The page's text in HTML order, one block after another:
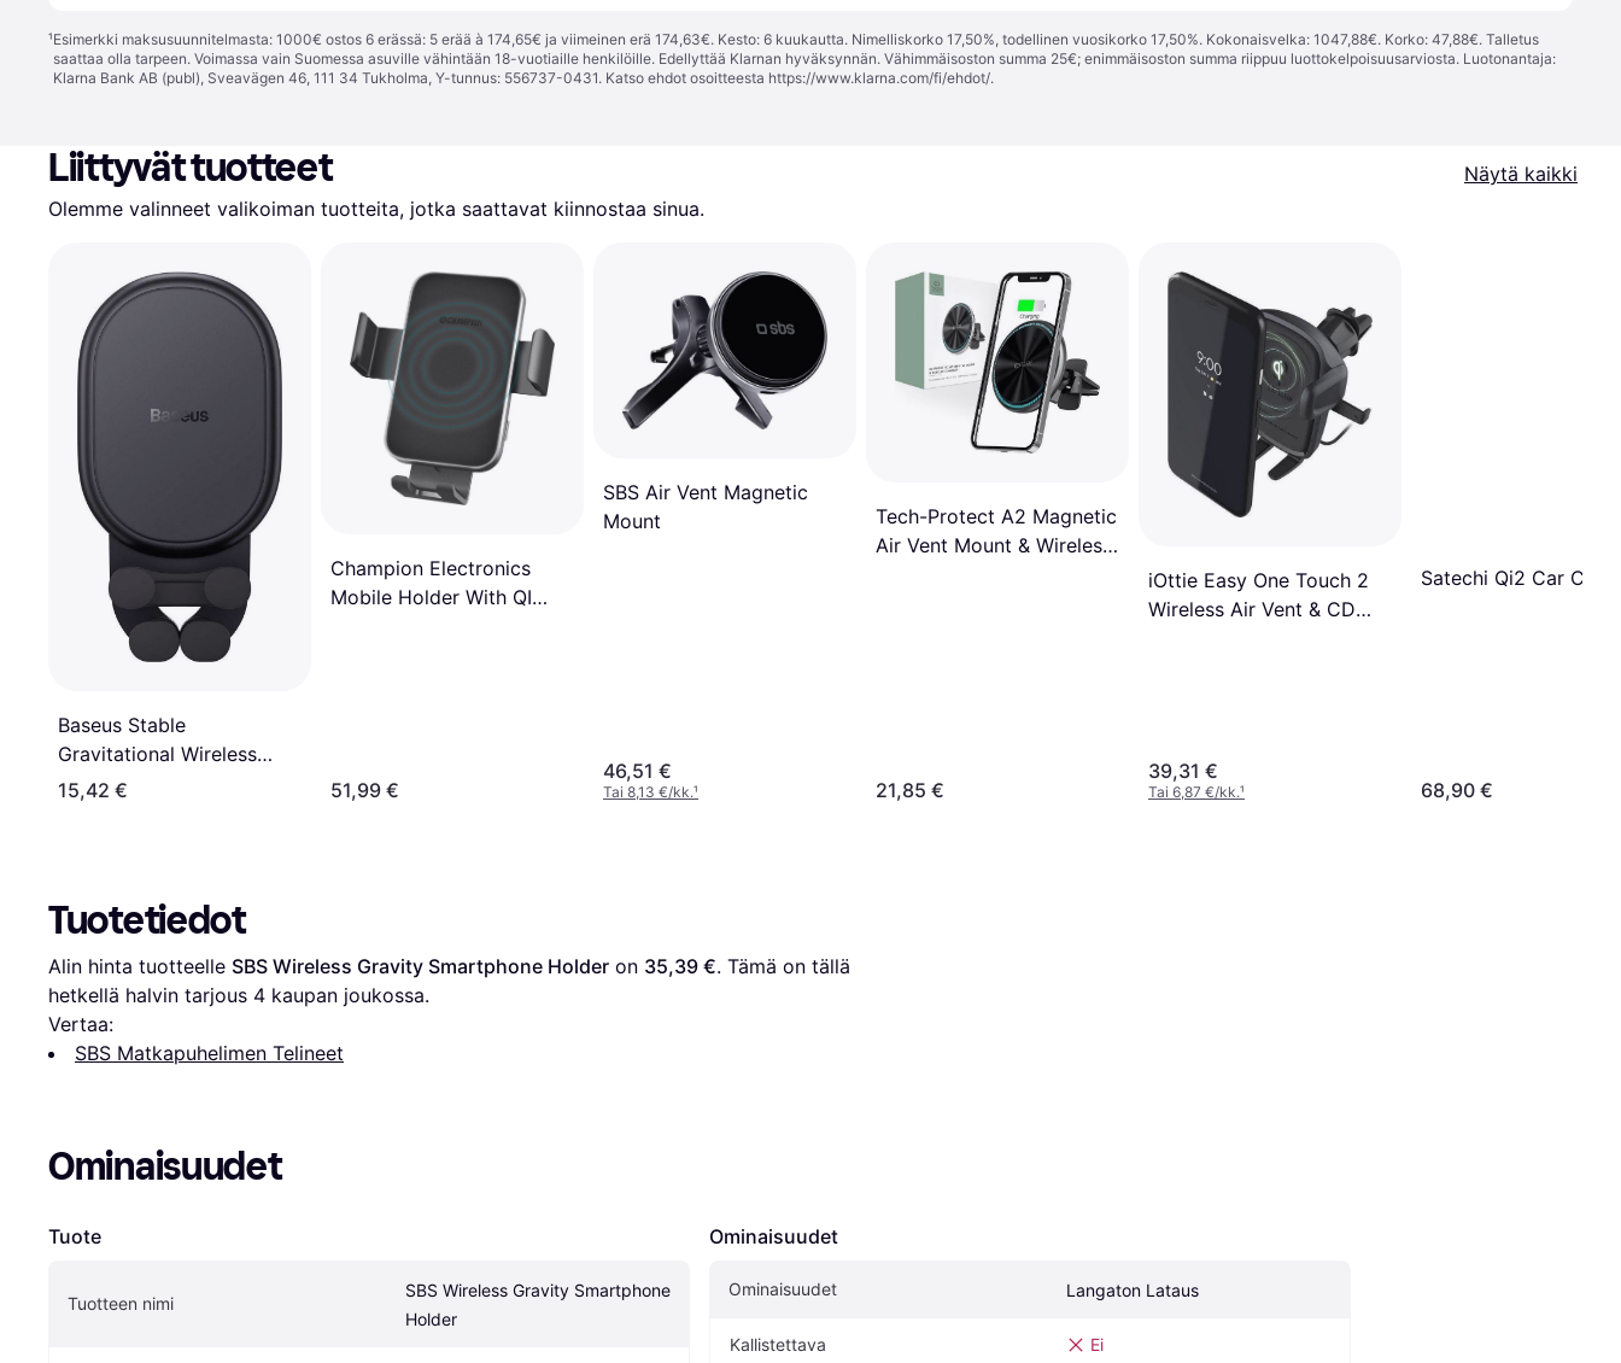
¹Esimerkki maksusuunnitelmasta: 1000€ ostos 6 erässä: 5 erää à 174,65€ ja viimeinen erä 174,63€. Kesto: 6 kuukautta. Nimelliskorko 17,50%, todellinen vuosikorko 17,50%. Kokonaisvelka: 1047,88€. Korko: 47,88€. Talletus
saattaa olla tarpeen. Voimassa vain Suomessa asuville vähintään 18-vuotiaille henkilöille. Edellyttää Klarnan hyväksynnän. Vähimmäisoston summa 25€; enimmäisoston summa riippuu luottokelpoisuusarviosta. Luotonantaja:
Klarna Bank AB (publ), Sveavägen 46, 111 34 Tukholma, Y-tunnus: 556737-0431. Katso ehdot osoitteesta https://www.klarna.com/fi/ehdot/.
Liittyvät tuotteet
Näytä kaikki
Olemme valinneet valikoiman tuotteita, jotka saattavat kiinnostaa sinua.
Baseus Stable
Gravitational Wireless
Charging Car Mount Pro
15,42 €
Champion Electronics
Mobile Holder With QI
51,99 €
SBS Air Vent Magnetic
Mount
46,51 €
Tai 8,13 €/kk.¹
Tech-Protect A2 Magnetic
Air Vent Mount & Wireless
21,85 €
iOttie Easy One Touch 2
Wireless Air Vent & CD
39,31 €
Tai 6,87 €/kk.¹
Satechi Qi2 Car
68,90 €
Tuotetiedot
Alin hinta tuotteelle SBS Wireless Gravity Smartphone Holder on 35,39 €. Tämä on tällä
hetkellä halvin tarjous 4 kaupan joukossa.
Vertaa:
SBS Matkapuhelimen Telineet
Ominaisuudet
Tuote
Tuotteen nimi
SBS Wireless Gravity Smartphone
Holder
Ominaisuudet
Ominaisuudet Langaton Lataus
Kallistettava Ei